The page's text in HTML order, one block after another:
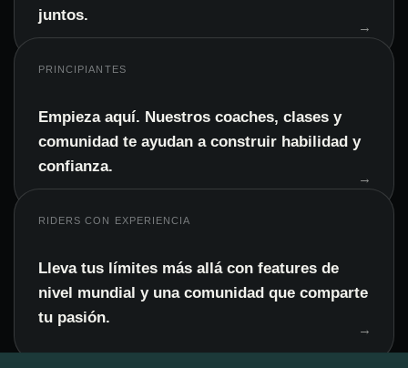
juntos.
PRINCIPIANTES
Empieza aquí. Nuestros coaches, clases y
comunidad te ayudan a construir habilidad y
confianza.
RIDERS CON EXPERIENCIA
Lleva tus límites más allá con features de
nivel mundial y una comunidad que comparte
tu pasión.